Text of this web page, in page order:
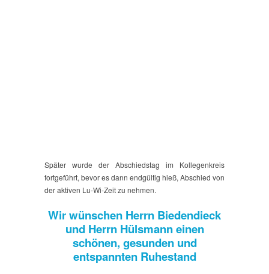
Später wurde der Abschiedstag im Kollegenkreis
fortgeführt, bevor es dann endgültig hieß, Abschied von
der aktiven Lu-Wi-Zeit zu nehmen.
Wir wünschen Herrn Biedendieck
und Herrn Hülsmann einen
schönen, gesunden und
entspannten Ruhestand